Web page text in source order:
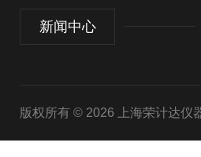
新闻中心
版权所有 © 2026 上海荣计达仪